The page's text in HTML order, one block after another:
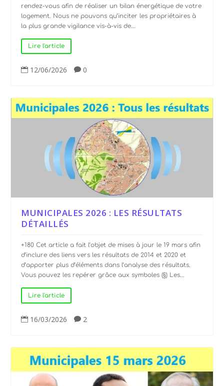
rendez-vous afin de réaliser un bilan énergétique de votre
logement. Nous ne pouvons qu’inciter les propriétaires à
la plus grande vigilance vis-à-vis de...
Lire l'article
 12/06/2026  0
MUNICIPALES 2026 : LES RÉSULTATS
DÉTAILLÉS
+180 Cet article a fait l’objet de mises à jour le 19 mars afin
d’inclure des liens vers les résultats de 2014 et 2020 et
d’apporter plus d’éléments dans l’analyse des résultats.
Vous pouvez les repérer grâce aux symboles (§) Les...
Lire l'article
 16/03/2026  2